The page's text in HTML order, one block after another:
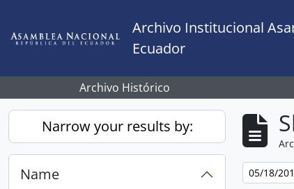
Archivo Institucional
Ecuador
Archivo Histórico
Narrow your results by:
Name Remove
05/18/